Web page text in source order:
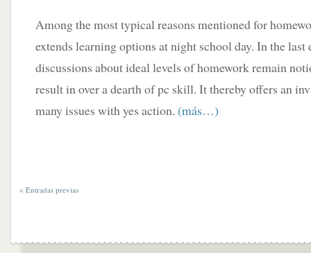
Among the most typical reasons mentioned for
extends learning options at night school day. In the last
discussions about ideal levels of homework remain
result in over a dearth of pc skill. It thereby offers an
many issues with yes action. (más…)
« Entradas previas